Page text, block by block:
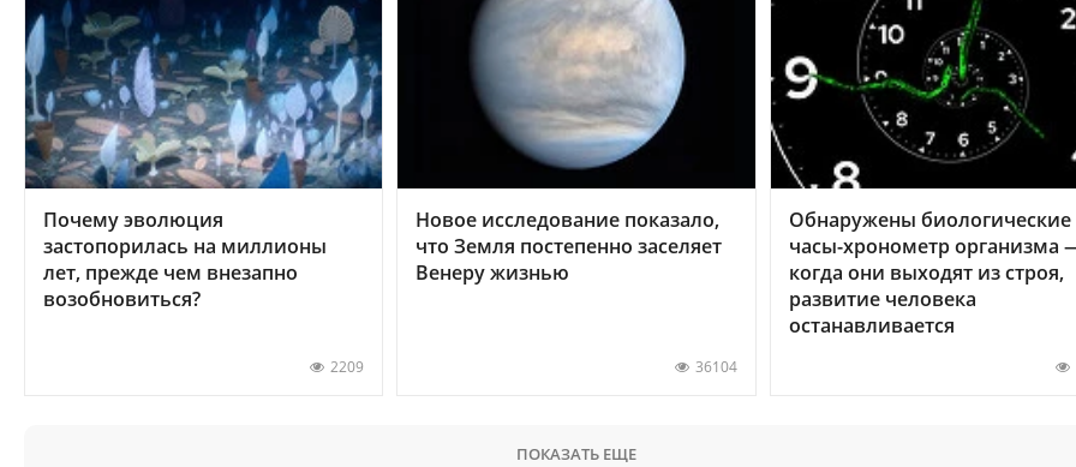
Почему эволюция
застопорилась на миллионы
лет, прежде чем внезапно
возобновиться?
2209
Новое исследование показало,
что Земля постепенно заселяет
Венеру жизнью
36104
Обнаружены биологические
часы-хронометр организма
когда они выходят из строя,
развитие человека
останавливается
ПОКАЗАТЬ ЕЩЕ